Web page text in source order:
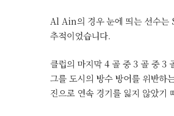
Al Ain의 경우 눈에 띄는 선수
추적이었습니다.
클럽의 마지막 4 골 중 3 골 중 3
그를 도시의 방수 방어를 위반하
진으로 연속 경기를 잃지 않았기